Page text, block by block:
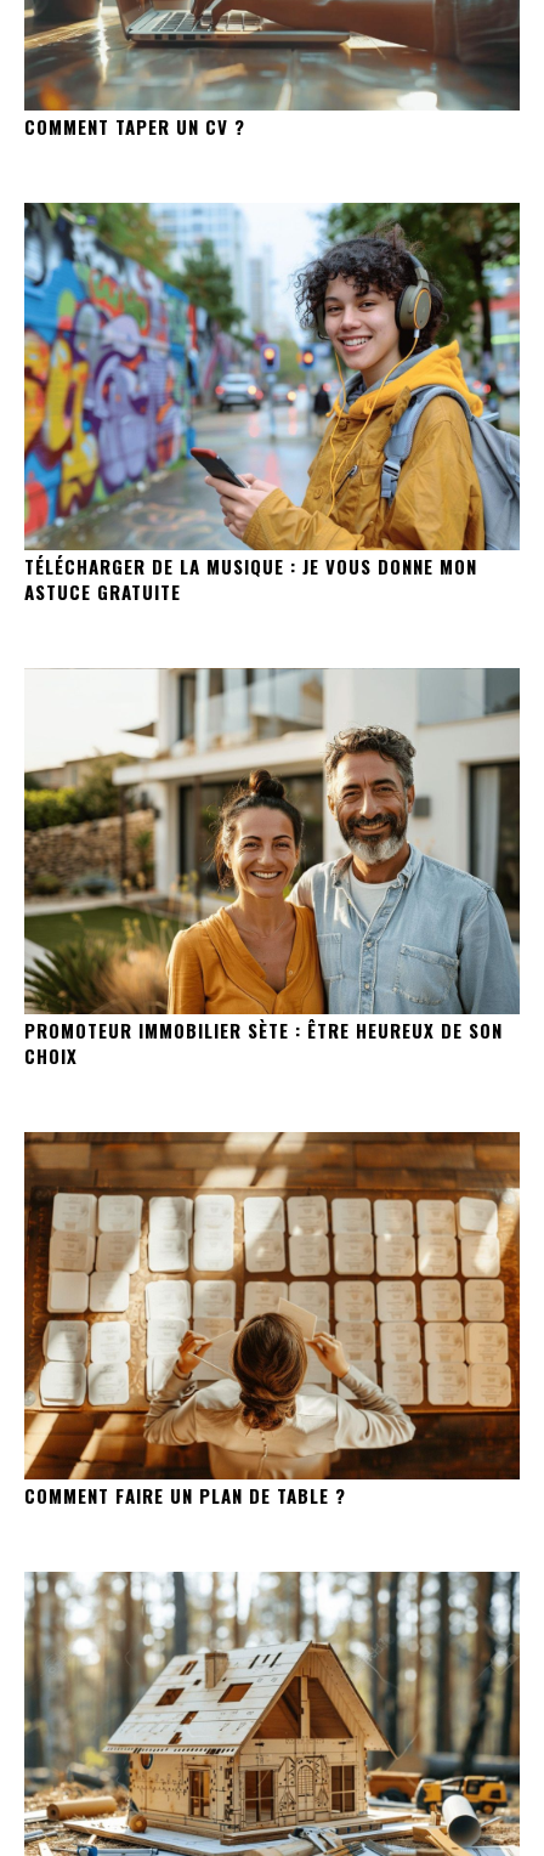
COMMENT TAPER UN CV ?
TÉLÉCHARGER DE LA MUSIQUE : JE VOUS DONNE MON
ASTUCE GRATUITE
PROMOTEUR IMMOBILIER SÈTE : ÊTRE HEUREUX DE SON
CHOIX
COMMENT FAIRE UN PLAN DE TABLE ?